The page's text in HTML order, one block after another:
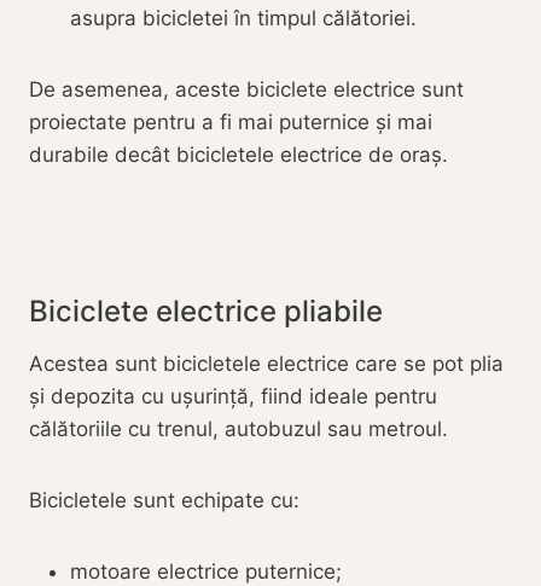
asupra bicicletei în timpul călătoriei.
De asemenea, aceste biciclete electrice sunt
proiectate pentru a fi mai puternice și mai
durabile decât bicicletele electrice de oraș.
Biciclete electrice pliabile
Acestea sunt bicicletele electrice care se pot plia
și depozita cu ușurință, fiind ideale pentru
călătoriile cu trenul, autobuzul sau metroul.
Bicicletele sunt echipate cu:
motoare electrice puternice;